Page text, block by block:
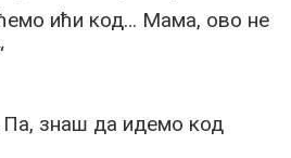
ићи код… Мама, ово не
Па, знаш да идемо код